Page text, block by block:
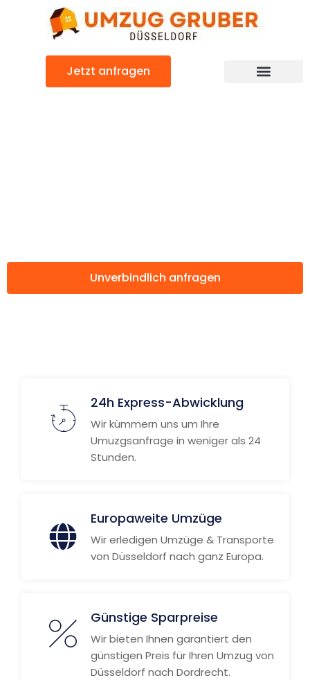
Jetzt anfragen
Unverbindlich anfragen
24h Express-Abwicklung
Wir kümmern uns um Ihre
Umuzgsanfrage in weniger als 24
Stunden.
Europaweite Umzüge
Wir erledigen Umzüge & Transporte
von Düsseldorf nach ganz Europa.
Günstige Sparpreise
Wir bieten Ihnen garantiert den
günstigen Preis für Ihren Umzug von
Düsseldorf nach Dordrecht.